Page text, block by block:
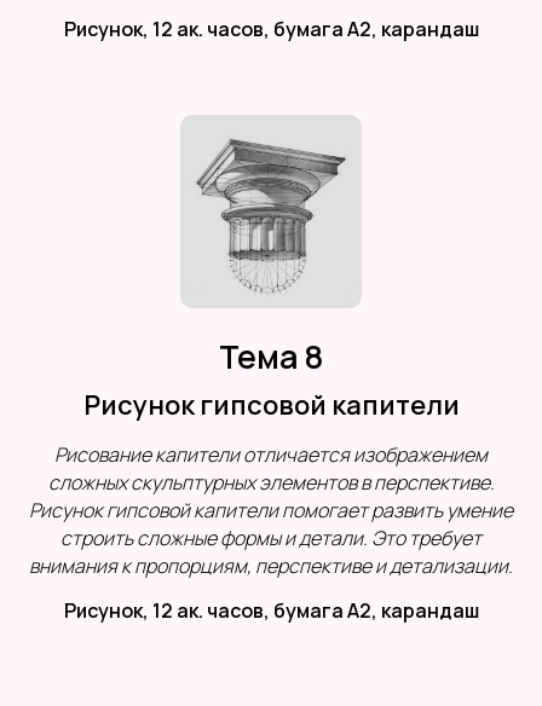
Рисунок, 12 ак. часов, бумага А2, карандаш
Тема 8
Рисунок гипсовой капители
Рисование капители отличается изображением
сложных скульптурных элементов в перспективе.
Рисунок гипсовой капители помогает развить умение
строить сложные формы и детали. Это требует
внимания к пропорциям, перспективе и детализации.
Рисунок, 12 ак. часов, бумага А2, карандаш